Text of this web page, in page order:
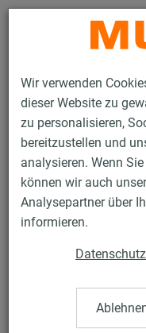
Wir verwenden
dieser Website zu
zu personalisieren,
bereitzustellen und
analysieren. Wenn
können wir auch
Analysepartner über
informieren.
Produkte
Installationsschienen für
MPR-Systemschienen
MPR-Halteklammern
MPR-